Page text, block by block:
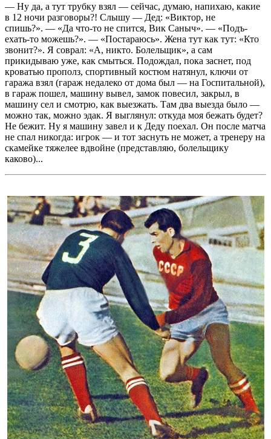
— Ну да, а тут трубку взял — сейчас, думаю, напихаю, какие
в 12 ночи разговоры?! Слышу — Дед: «Виктор, не
спишь?». — «Да что-то не спится, Вик Саныч». — «Подъ­
ехать-то можешь?». — «Постараюсь». Жена тут как тут: «Кто
звонит?». Я соврал: «А, никто. Болельщик», а сам
прикидываю уже, как смыться. Подождал, пока заснет, под
кроватью прополз, спортивный костюм натянул, ключи от
гаража взял (гараж недалеко от дома был — на Госпитальной),
в гараж пошел, машину вывел, замок повесил, закрыл, в
машину сел и смотрю, как выезжать. Там два выезда было —
можно так, можно эдак. Я выглянул: откуда моя бежать будет?
Не бежит. Ну я машину завел и к Деду поехал. Он после матча
не спал никогда: игрок — и тот заснуть не может, а тренеру на
скамейке тяжелее вдвойне (представляю, болельщику
каково)...